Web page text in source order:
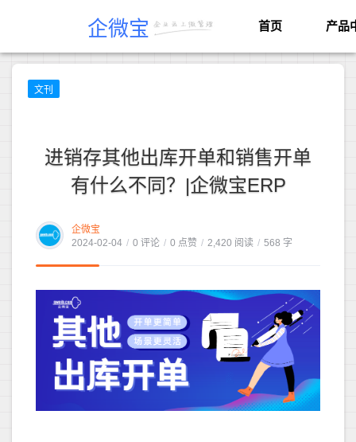
企微宝 首页 产品
文刊
进销存其他出库开单和销售开单
有什么不同？|企微宝ERP
企微宝
2024-02-04 / 0 评论 / 0 点赞 / 2,420 阅读 / 568 字